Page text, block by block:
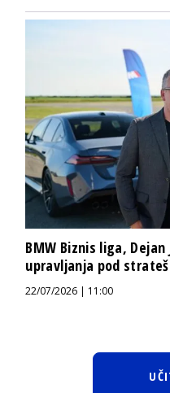
BMW Biznis liga,
upravljanja pod
22/07/2026 | 11:00